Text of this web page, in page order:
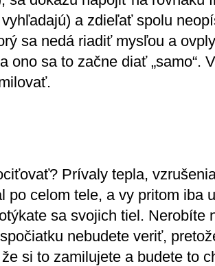
a zdieľať spolu
sa nedá riadiť mysľou a
ono sa to začne diať „samo“.
Prívaly tepla,
po celom tele, a vy pritom iba
sa svojich tiel. Nerobíte
nebudete veriť,
si to zamilujete a budete to